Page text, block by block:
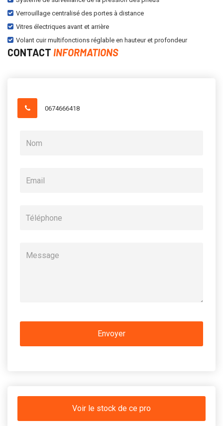
Verrouillage centralisé des portes à distance
Vitres électriques avant et arrière
Volant cuir multifonctions réglable en hauteur et profondeur
CONTACT INFORMATIONS
0674666418
Voir le stock de ce pro